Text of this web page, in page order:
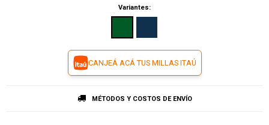
Variantes:
CANJEÁ ACÁ TUS MILLAS ITAÚ
MÉTODOS Y COSTOS DE ENVÍO